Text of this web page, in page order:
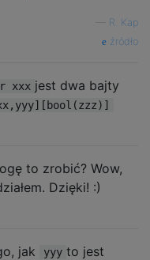
R. Kap
źródło
xxx jest dwa bajty
to zrobić? Wow,
Dzięki! :)
jak yyy to jest